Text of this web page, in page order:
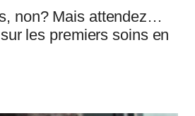
non? Mais attendez…
les premiers soins en